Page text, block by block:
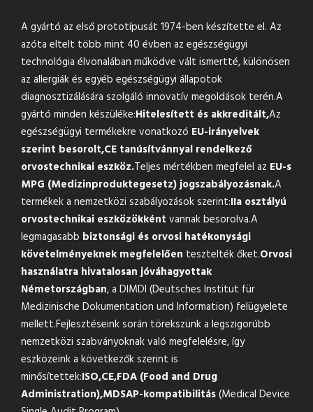
A gyártó az első prototípusát 1974-ben készítette el. Az
azóta eltelt több mint 40 évben az egészségügyi
technológia élvonalában működve vált ismertté, különösen
az allergiák és egyéb egészségügyi állapotok
diagnosztizálására szolgáló innovatív megoldások terén.A
gyártó minden készüléke:Hitelesített és akkreditált,Az
egészségügyi termékekre vonatkozó EU-irányelvek
szerint besorolt,CE tanúsítvánnyal rendelkező
orvostechnikai eszköz.Teljes mértékben megfelel az EU-s
MPG (Medizinproduktegesetz) jogszabályozásnak.A
termékek a nemzetközi szabályozások szerint:IIa osztályú
orvostechnikai eszközökként vannak besorolva.A
legmagasabb biztonsági és orvosi hatékonysági
követelményeknek megfelelően tesztelték őket.Orvosi
használatra hivatalosan jóváhagyottak
Németországban, a DIMDI (Deutsches Institut für
Medizinische Dokumentation und Information) felügyelete
mellett.Fejlesztéseink során törekszünk a legszigorúbb
nemzetközi szabványoknak való megfelelésre, így
eszközeink a következők szerint is
minősítettek:ISO,CE,FDA (Food and Drug
Administration),MDSAP-kompatibilitás(Medical Device